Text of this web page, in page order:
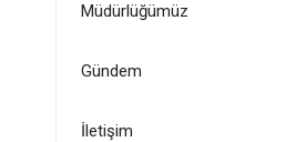
Müdürlüğümüz
Gündem
İletişim